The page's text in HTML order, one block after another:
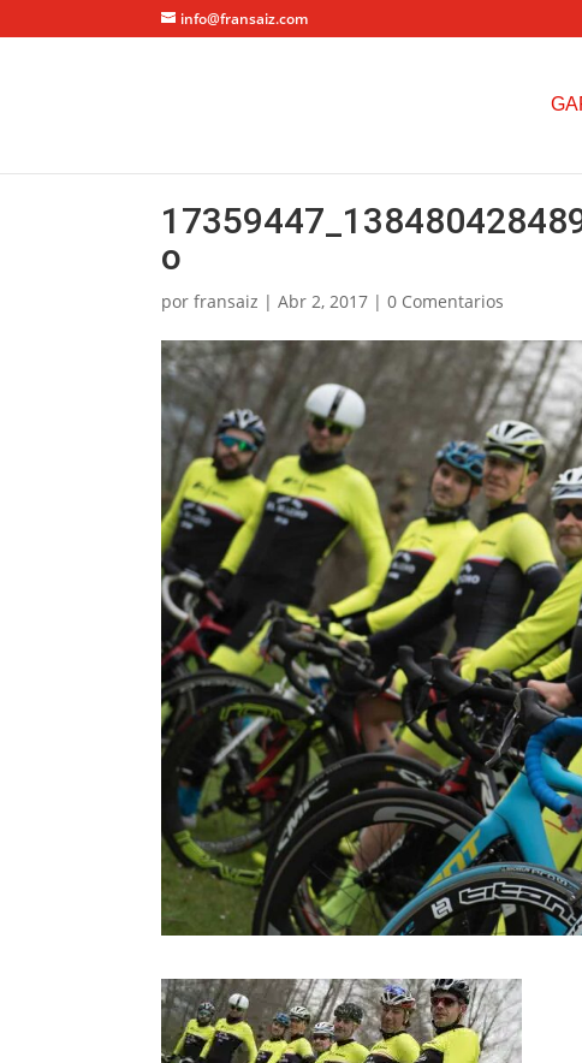
info@fransaiz.com
o
porfransaiz |Abr 2, 2017 |0 Comentarios